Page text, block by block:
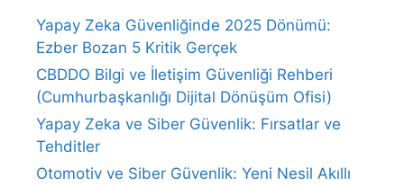
Yapay Zeka Güvenliğinde 2025 Dönümü:
Ezber Bozan 5 Kritik Gerçek
CBDDO Bilgi ve İletişim Güvenliği Rehberi
(Cumhurbaşkanlığı Dijital Dönüşüm Ofisi)
Yapay Zeka ve Siber Güvenlik: Fırsatlar ve
Tehditler
Otomotiv ve Siber Güvenlik: Yeni Nesil Akıllı